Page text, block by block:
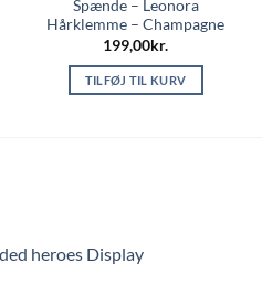
Spænde – Leonora
Hårklemme – Champagne
199,00kr.
TILFØJ TIL KURV
heroes Display